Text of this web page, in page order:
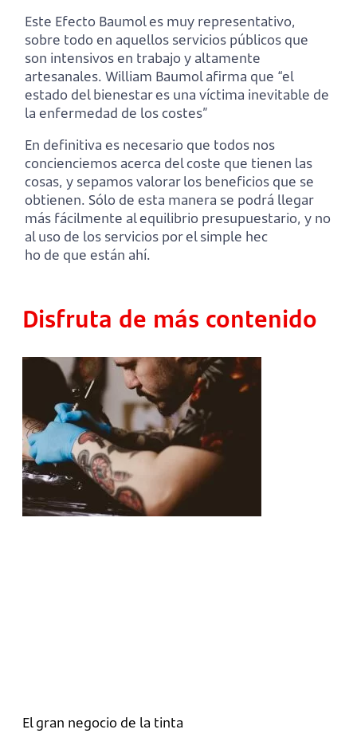
Este Efecto Baumol es muy representativo,
sobre todo en aquellos servicios públicos que
son intensivos en trabajo y altamente
artesanales. William Baumol afirma que “el
estado del bienestar es una víctima inevitable de
la enfermedad de los costes”
En definitiva es necesario que todos nos
concienciemos acerca del coste que tienen las
cosas, y sepamos valorar los beneficios que se
obtienen. Sólo de esta manera se podrá llegar
más fácilmente al equilibrio presupuestario, y no
al uso de los servicios por el simple hec
ho de que están ahí.
Disfruta de más contenido
El gran negocio de la tinta